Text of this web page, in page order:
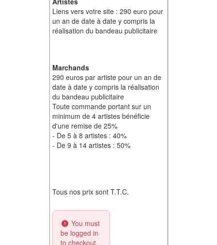
Liens vers votre site : 290 euro pour
un an de date à date y compris la
réalisation du bandeau publicitaire
Marchands
290 euros par artiste pour un an de
date à date y compris la réalisation
du bandeau publicitaire
Toute commande portant sur un
minimum de 4 artistes bénéficie
d'une remise de 25%
- De 5 à 8 artistes : 40%
- De 9 à 14 artistes : 50%
Tous nos prix sont T.T.C.
You must
be logged in
to checkout.